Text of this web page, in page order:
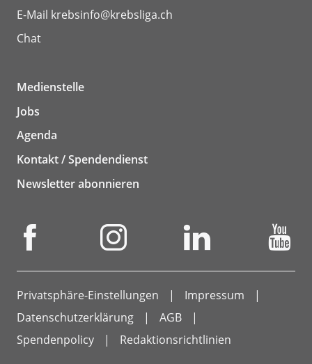
E-Mail krebsinfo@krebsliga.ch
Chat
Medienstelle
Jobs
Agenda
Kontakt / Spendendienst
Newsletter abonnieren
Privatsphäre-Einstellungen
Impressum
Datenschutzerklärung
AGB
Spendenpolicy
Redaktionsrichtlinien